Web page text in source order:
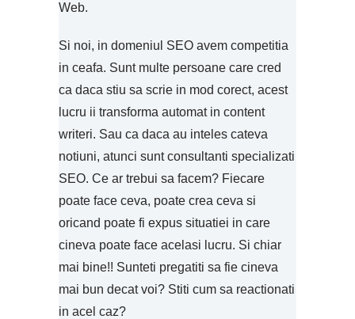
Web.
Si noi, in domeniul SEO avem competitia
in ceafa. Sunt multe persoane care cred
ca daca stiu sa scrie in mod corect, acest
lucru ii transforma automat in content
writeri. Sau ca daca au inteles cateva
notiuni, atunci sunt consultanti specializati
SEO. Ce ar trebui sa facem? Fiecare
poate face ceva, poate crea ceva si
oricand poate fi expus situatiei in care
cineva poate face acelasi lucru. Si chiar
mai bine!! Sunteti pregatiti sa fie cineva
mai bun decat voi? Stiti cum sa reactionati
in acel caz?